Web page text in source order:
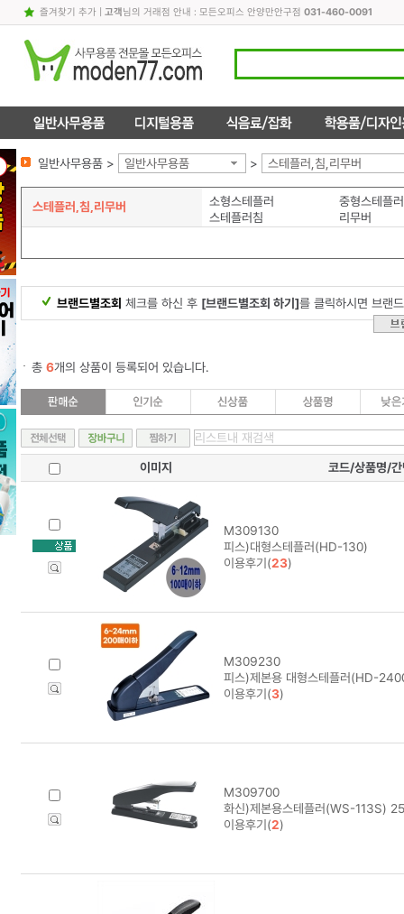
즐겨찾기 추가| 고객님의 거래점 안내 : 모든오피스 안양만안구점 031-460-0091
일반사무용품 > 일반사무용품 > 스테플러,침,리무버
스테플러,침,리무버 소형스테플러
중형스테플러
스테플러침
리무버
브랜드별조회 체크를 하신 후 [브랜드별조회 하기]를 클릭하시면 브랜
총 6개의 상품이 등록되어 있습니다.
이미지 코드/상품명/간
M309130
피스)대형스테플러(HD-130)
이용후기(23)
M309230
피스)제본용 대형스테플러(HD-
이용후기(3)
M309700
화신)제본용스테플러(WS-113S)
이용후기(2)